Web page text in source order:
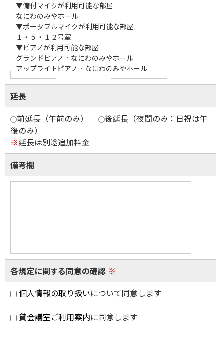
▼備付マイクが利用可能な部屋
なにわのみやホール
▼ポータブルマイクが利用可能な部屋
１・５・１２号室
▼ピアノが利用可能な部屋
グランドピアノ…なにわのみやホール
アップライトピアノ…なにわのみやホール
延長
前延長（午前のみ）
後延長（夜間のみ：日祝は午
後のみ）
※延長は別途追加料金
備考欄
各規定に関する同意の確認 ※
個人情報の取り扱いについて同意します
貸会議室ご利用案内に同意します